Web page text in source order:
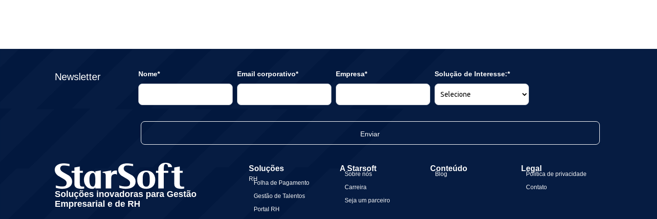
Newsletter Nome* Email corporativo* Empresa* Solução de Interesse:*
Enviar
Soluções inovadoras para Gestão
Empresarial e de RH
Soluções
RH
Folha de Pagamento
Gestão de Talentos
Portal RH
A Starsoft
Sobre nós
Carreira
Seja um parceiro
Conteúdo
Blog
Legal
Politica de privacidade
Contato